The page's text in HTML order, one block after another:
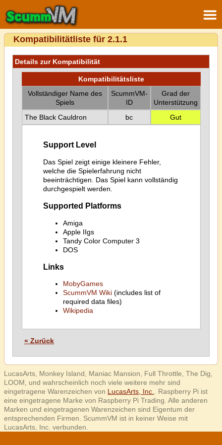
Kompatibilitätliste für 2.1.1
Details zur Kompatibilität
Kompatibilitätsliste
Vollständiger Name des
Spiels
ScummVM-
ID
Grad der
Unterstützung
The Black Cauldron
bc Gut
Support Level
Das Spiel zeigt einige kleinere Fehler,
welche die Spielerfahrung nicht
beeinträchtigen. Das Spiel kann vollständig
durchgespielt werden.
Supported Platforms
Amiga
Apple IIgs
Tandy Color Computer 3
DOS
Links
MobyGames
ScummVM Wiki(includes list of
required data files)
Wikipedia
« Zurück
LucasArts, Monkey Island, Maniac Mansion, Full Throttle, The Dig,
LOOM, und wahrscheinlich noch viele weitere mehr sind
eingetragene Warenzeichen von LucasArts, Inc.
. Raspberry Pi ist
eine eingetragene Marke von Raspberry Pi Trading. Alle anderen
Marken und eingetragenen Warenzeichen sind Eigentum der
entsprechenden Firmen. ScummVM ist in keiner Weise mit
LucasArts, Inc. verbunden.